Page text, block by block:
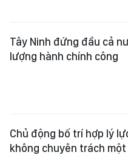
Tây Ninh đứng đầu cả
lượng hành chính công
Chủ động bố trí hợp lý
không chuyên trách